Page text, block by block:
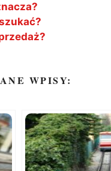
WPISY: